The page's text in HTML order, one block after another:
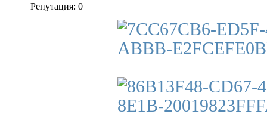
Репутация: 0